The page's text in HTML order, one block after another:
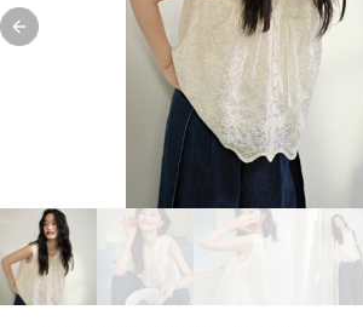
Previous slide